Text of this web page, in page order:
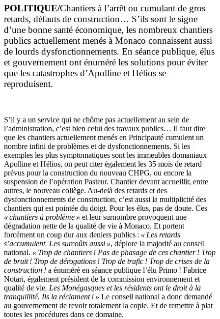
POLITIQUE/Chantiers à l’arrêt ou cumulant de gros
retards, défauts de construction… S’ils sont le signe
d’une bonne santé économique, les nombreux chantiers
publics actuellement menés à Monaco connaissent aussi
de lourds dysfonctionnements. En séance publique, élus
et gouvernement ont énuméré les solutions pour éviter
que les catastrophes d’Apolline et Hélios se
reproduisent.
S’il y a un service qui ne chôme pas actuellement au sein de
l’administration, c’est bien celui des travaux publics… Il faut dire
que les chantiers actuellement menés en Principauté cumulent un
nombre infini de problèmes et de dysfonctionnements. Si les
exemples les plus symptomatiques sont les immeubles domaniaux
Apolline et Hélios, on peut citer également les 35 mois de retard
prévus pour la construction du nouveau CHPG, ou encore la
suspension de l’opération Pasteur. Chantier devant accueillir, entre
autres, le nouveau collège. Au-delà des retards et des
dysfonctionnements de construction, c’est aussi la multiplicité des
chantiers qui est pointée du doigt. Pour les élus, pas de doute. Ces
« chantiers à problème » et leur surnombre provoquent une
dégradation nette de la qualité de vie à Monaco. Et portent
forcément un coup dur aux deniers publics : « Les retards
s’accumulent. Les surcoûts aussi », déplore la majorité au conseil
national. « Trop de chantiers ! Pas de phasage de ces chantier ! Trop
de bruit ! Trop de dérogations ! Trop de trafic ! Trop de crises de la
construction ! a énuméré en séance publique l’élu Primo ! Fabrice
Notari, également président de la commission environnement et
qualité de vie. Les Monégasques et les résidents ont le droit à la
tranquillité. Ils la réclament ! » Le conseil national a donc demandé
au gouvernement de revoir totalement la copie. Et de remettre à plat
toutes les procédures dans ce domaine.